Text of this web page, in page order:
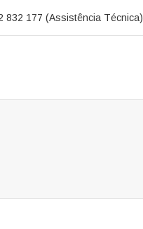
832 177 (Assistência Técnica)